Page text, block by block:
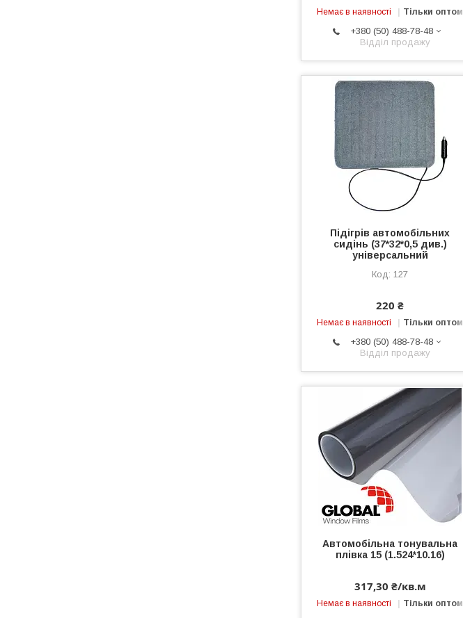
Немає в наявності Тільки оптом
+380 (50) 488-78-48
Відділ продажу
Підігрів автомобільних
сидінь (37*32*0,5 див.)
універсальний
127
220 ₴
Немає в наявності Тільки оптом
+380 (50) 488-78-48
Відділ продажу
Автомобільна тонувальна
плівка 15 (1.524*10.16)
317,30 ₴/кв.м
Немає в наявності Тільки оптом